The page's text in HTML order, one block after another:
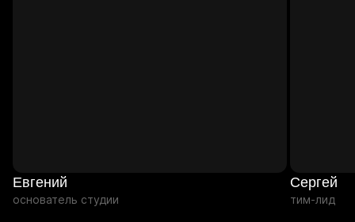
Евгений
основатель студии
Сергей
тим-лид